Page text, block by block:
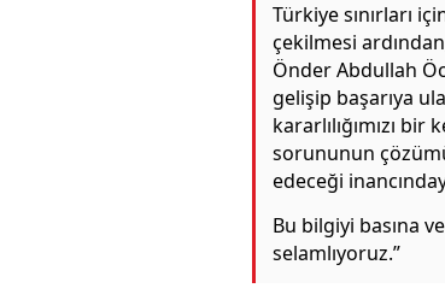
Türkiye sınırları
çekilmesi
Önder Abdullah
gelişip başarıya
kararlılığımızı
sorununun
edeceği
Bu bilgiyi basına
selamlıyoruz.”